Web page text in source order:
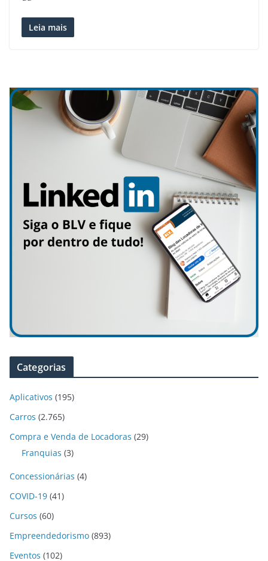
Leia mais
Categorias
Aplicativos (195)
Carros (2.765)
Compra e Venda de Locadoras (29)
Franquias (3)
Concessionárias (4)
COVID-19 (41)
Cursos (60)
Empreendedorismo (893)
Eventos (102)